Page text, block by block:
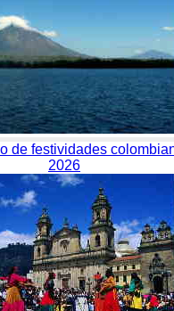
de festividades
2026